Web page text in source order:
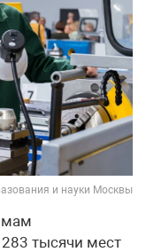
и науки Москвы
тысячи мест